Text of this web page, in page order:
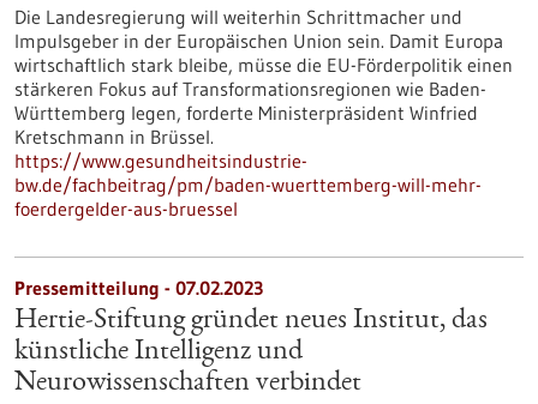
Die Landesregierung will weiterhin Schrittmacher und
Impulsgeber in der Europäischen Union sein. Damit Europa
wirtschaftlich stark bleibe, müsse die EU-Förderpolitik einen
stärkeren Fokus auf Transformationsregionen wie Baden-
Württemberg legen, forderte Ministerpräsident Winfried
Kretschmann in Brüssel.
https://www.gesundheitsindustrie-
bw.de/fachbeitrag/pm/baden-wuerttemberg-will-mehr-
foerdergelder-aus-bruessel
Pressemitteilung - 07.02.2023
Hertie-Stiftung gründet neues Institut, das
künstliche Intelligenz und
Neurowissenschaften verbindet